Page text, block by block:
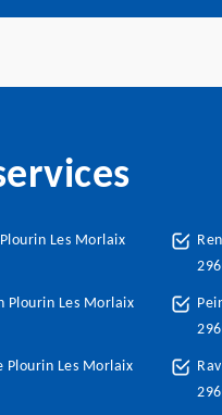
Les Morlaix
Plourin Les Morlaix
Plourin Les Morlaix